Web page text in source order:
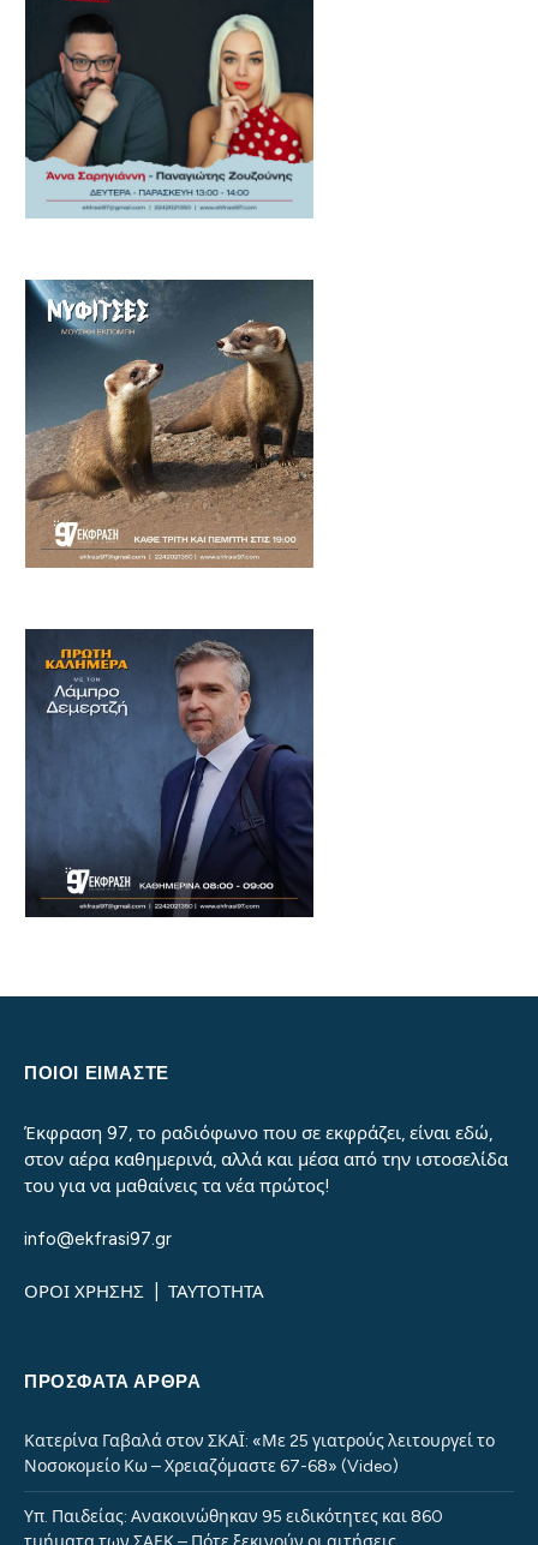
ΠΟΙΟΙ ΕΙΜΑΣΤΕ
Έκφραση 97, το ραδιόφωνο που σε εκφράζει, είναι εδώ,
στον αέρα καθημερινά, αλλά και μέσα από την ιστοσελίδα
του για να μαθαίνεις τα νέα πρώτος!
info@ekfrasi97.gr
ΟΡΟΙ ΧΡΗΣΗΣ ΤΑΥΤΟΤΗΤΑ
ΠΡΌΣΦΑΤΑ ΆΡΘΡΑ
Κατερίνα Γαβαλά στον ΣΚΑΪ: «Με 25 γιατρούς λειτουργεί το
Νοσοκομείο Κω – Χρειαζόμαστε 67-68» (Video)
Υπ. Παιδείας: Ανακοινώθηκαν 95 ειδικότητες και 860